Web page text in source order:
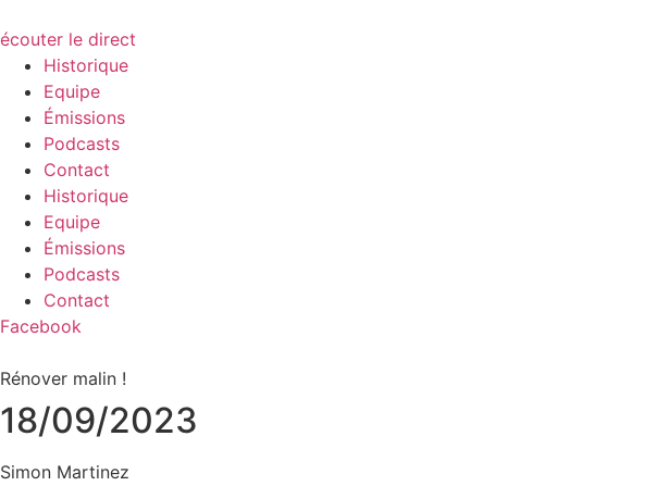
écouter le direct
Historique
Equipe
Émissions
Podcasts
Contact
Historique
Equipe
Émissions
Podcasts
Contact
Facebook
Rénover malin !
18/09/2023
Simon Martinez